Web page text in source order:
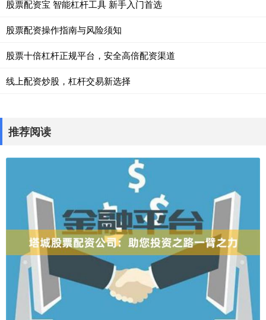
股票配资宝 智能杠杆工具 新手入门首选
股票配资操作指南与风险须知
股票十倍杠杆正规平台，安全高倍配资渠道
线上配资炒股，杠杆交易新选择
推荐阅读